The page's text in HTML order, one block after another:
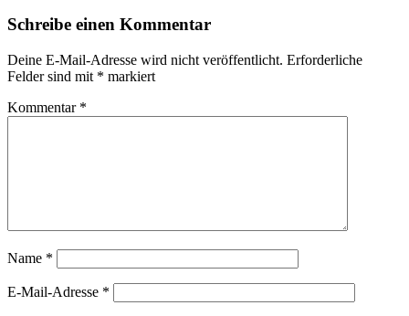
Schreibe einen Kommentar
Deine E-Mail-Adresse wird nicht veröffentlicht. Erforderliche
Felder sind mit * markiert
Kommentar *
Name *
E-Mail-Adresse *